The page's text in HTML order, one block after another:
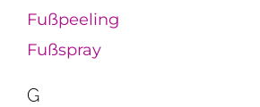
Fußpeeling
Fußspray
G